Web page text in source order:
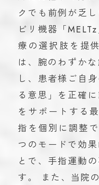
クでも前例が乏
ビリ機器「
療の選択肢を提
は、腕のわずか
し、患者様ご自
る意思」を正確
をサポートする
指を個別に調整
つのモードで効
とで、手指運動
す。 また、当院